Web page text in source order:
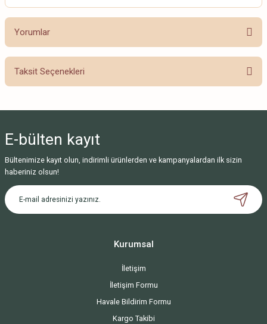
Yorumlar
Bu ürüne ilk yorumu siz yapın!
Taksit Seçenekleri
E-bülten kayıt
Bültenimize kayıt olun, indirimli ürünlerden ve kampanyalardan ilk sizin
haberiniz olsun!
Kurumsal
İletişim
İletişim Formu
Havale Bildirim Formu
Kargo Takibi